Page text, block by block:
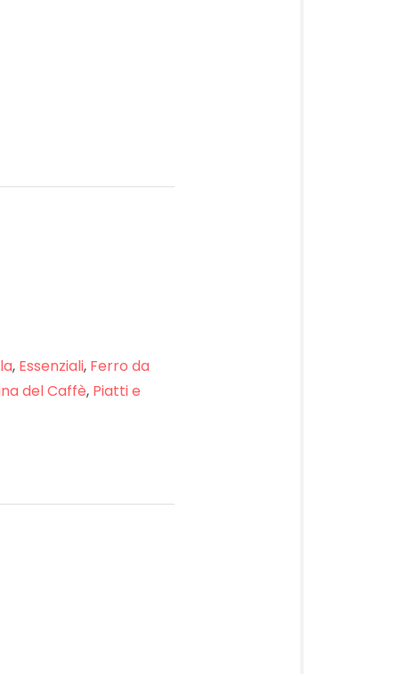
, Essenziali, Ferro da
del Caffè, Piatti e